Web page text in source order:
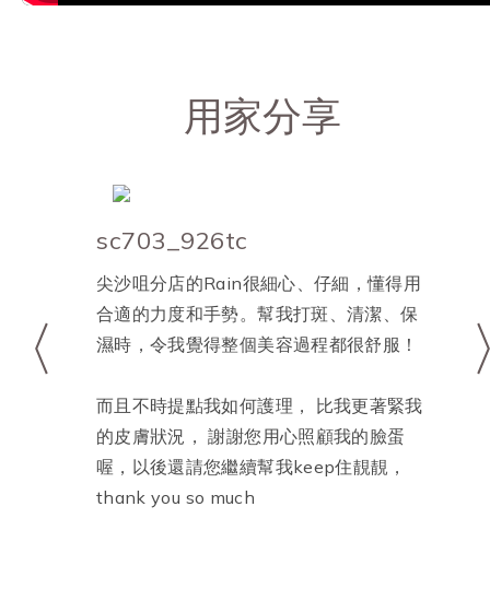
用家分享
sc703_926tc
尖沙咀分店的Rain很細心、仔細，懂得用
合適的力度和手勢。幫我打斑、清潔、保
濕時，令我覺得整個美容過程都很舒服！
而且不時提點我如何護理， 比我更著緊我
的皮膚狀況， 謝謝您用心照顧我的臉蛋
喔，以後還請您繼續幫我keep住靚靚，
thank you so much